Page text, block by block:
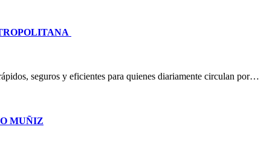
seguros y eficientes para quienes diariamente circulan por…
MUÑIZ